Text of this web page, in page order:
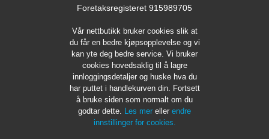
Foretaksregisteret 915989705
Vår nettbutikk bruker cookies slik at
du får en bedre kjøpsopplevelse og vi
kan yte deg bedre service. Vi bruker
cookies hovedsaklig til å lagre
innloggingsdetaljer og huske hva du
har puttet i handlekurven din. Fortsett
å bruke siden som normalt om du
godtar dette.
Les mer eller endre
innstillinger for cookies.